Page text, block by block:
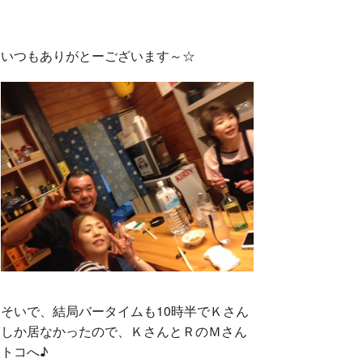
いつもありがとーございます～☆
そいで、結局バータイムも10時半でＫさん
しか居なかったので、ＫさんとＲのＭさん
トコへ♪